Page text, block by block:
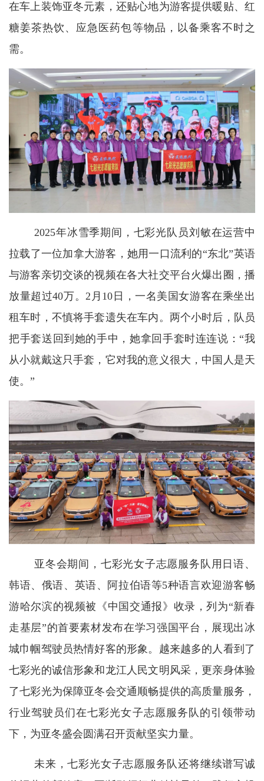
在车上装饰亚冬元素，还贴心地为游客提供暖贴、红
糖姜茶热饮、应急医药包等物品，以备乘客不时之
需。
2025年冰雪季期间，七彩光队员刘敏在运营中
拉载了一位加拿大游客，她用一口流利的“东北”英语
与游客亲切交谈的视频在各大社交平台火爆出圈，播
放量超过40万。2月10日，一名美国女游客在乘坐出
租车时，不慎将手套遗失在车内。两个小时后，队员
把手套送回到她的手中，她拿回手套时连连说：“我
从小就戴这只手套，它对我的意义很大，中国人是天
使。”
亚冬会期间，七彩光女子志愿服务队用日语、
韩语、俄语、英语、阿拉伯语等5种语言欢迎游客畅
游哈尔滨的视频被《中国交通报》收录，列为“新春
走基层”的首要素材发布在学习强国平台，展现出冰
城巾帼驾驶员热情好客的形象。越来越多的人看到了
七彩光的诚信形象和龙江人民文明风采，更亲身体验
了七彩光为保障亚冬会交通顺畅提供的高质量服务，
行业驾驶员们在七彩光女子志愿服务队的引领带动
下，为亚冬盛会圆满召开贡献坚实力量。
未来，七彩光女子志愿服务队还将继续谱写诚